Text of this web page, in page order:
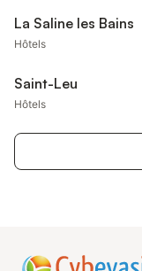
La Saline les Bains
Hôtels
Saint-Leu
Hôtels